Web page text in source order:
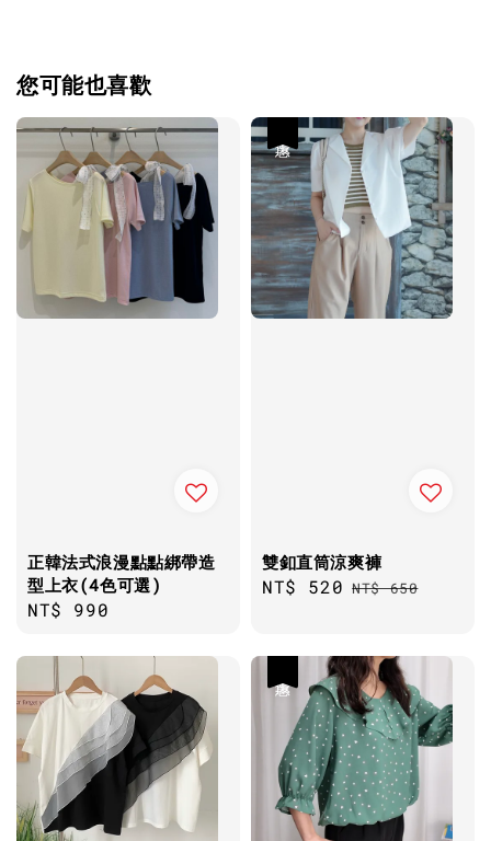
您可能也喜歡
正韓法式浪漫點點綁帶造
型上衣(4色可選)
Regular
NT$ 990
雙釦直筒涼爽褲
Sale
NT$ 520 Regular
NT$ 650